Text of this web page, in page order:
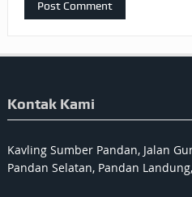
Kontak Kami
Kavling Sumber Pandan, Jalan
Pandan Selatan, Pandan